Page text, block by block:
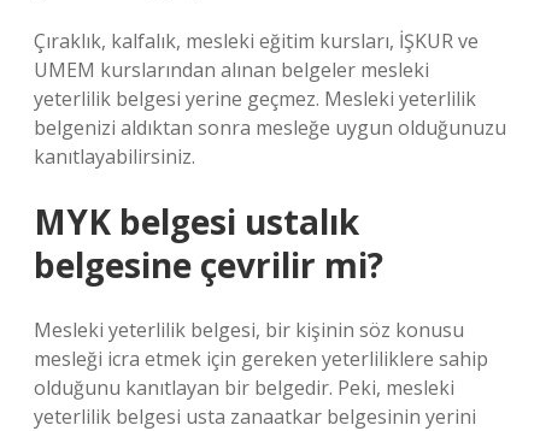
Çıraklık, kalfalık, mesleki eğitim kursları, İŞKUR ve
UMEM kurslarından alınan belgeler mesleki
yeterlilik belgesi yerine geçmez. Mesleki yeterlilik
belgenizi aldıktan sonra mesleğe uygun olduğunuzu
kanıtlayabilirsiniz.
MYK belgesi ustalık
belgesine çevrilir mi?
Mesleki yeterlilik belgesi, bir kişinin söz konusu
mesleği icra etmek için gereken yeterliliklere sahip
olduğunu kanıtlayan bir belgedir. Peki, mesleki
yeterlilik belgesi usta zanaatkar belgesinin yerini